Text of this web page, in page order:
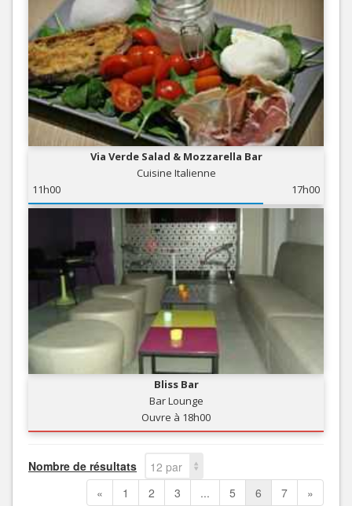
Via Verde Salad & Mozzarella Bar
Cuisine Italienne
11h00
17h00
Bliss Bar
Bar Lounge
Ouvre à 18h00
Nombre de résultats
12 par
page
« 1 2 3 ... 5 6 7 »